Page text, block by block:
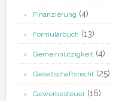
Finanzierung (4)
Formularbuch (13)
Gemeinnützigkeit(4)
Gesellschaftsrecht(25)
Gewerbesteuer(16)